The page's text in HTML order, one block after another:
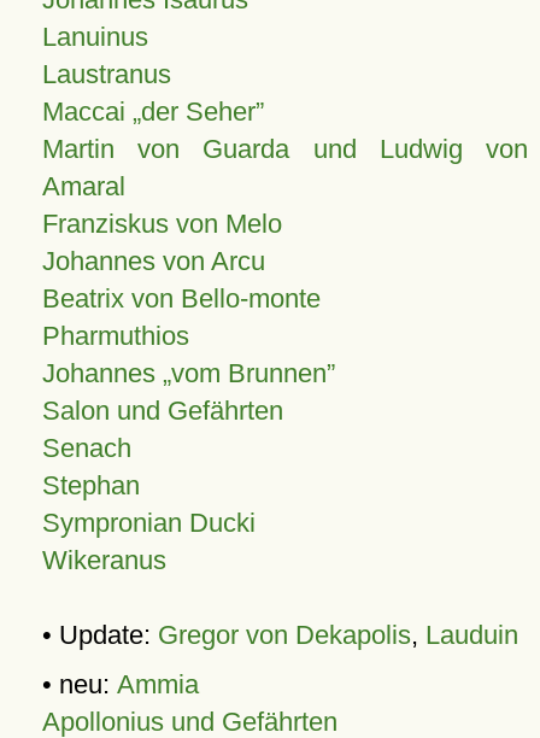
Lanuinus
Laustranus
Maccai „der Seher”
Martin von Guarda und Ludwig von
Amaral
Franziskus von Melo
Johannes von Arcu
Beatrix von Bello-monte
Pharmuthios
Johannes vom Brunnen
Salon und Gefährten
Senach
Stephan
Sympronian Ducki
Wikeranus
• Update: Gregor von Dekapolis, Lauduin
• neu: Ammia
Apollonius und Gefährten